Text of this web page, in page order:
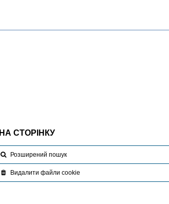
НА СТОРІНКУ
Розширений пошук
Видалити файли cookie